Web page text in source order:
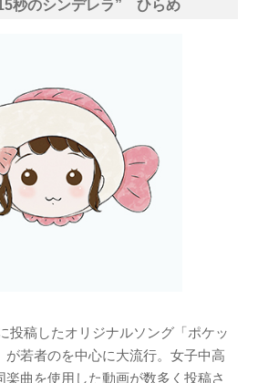
秒のシンデレラ” ひらめ
投稿したオリジナルソング「ポケッ
が若者のを中心に大流行。女子中高
曲を使用した動画が数多く投稿さ